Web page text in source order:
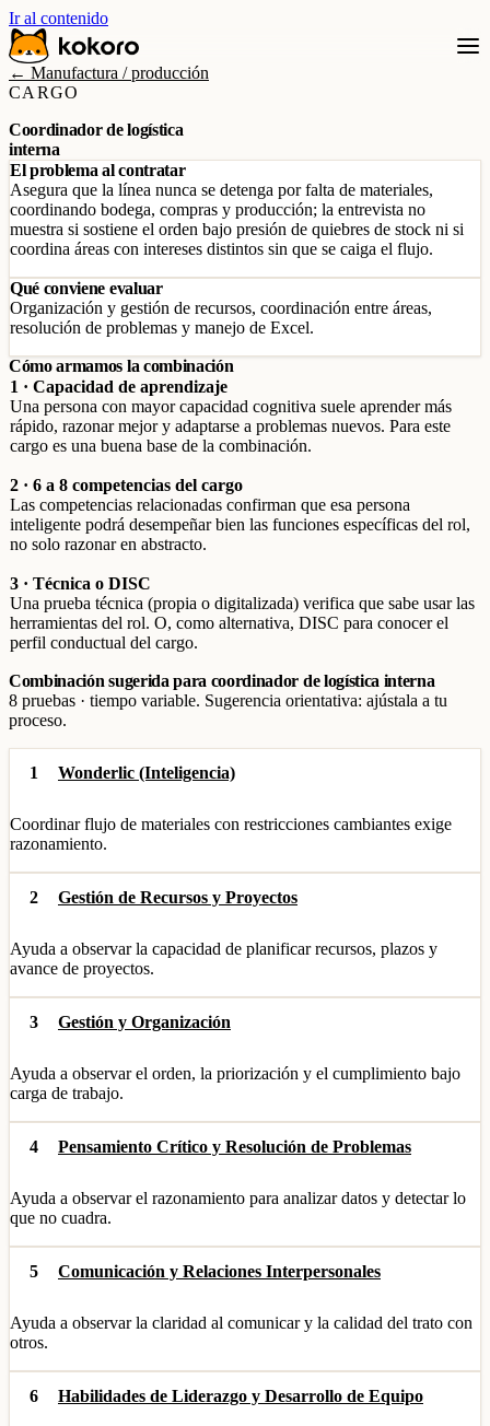
Ir al contenido
← Manufactura / producción
CARGO
Coordinador de logística
interna
El problema al contratar
Asegura que la línea nunca se detenga por falta de materiales,
coordinando bodega, compras y producción; la entrevista no
muestra si sostiene el orden bajo presión de quiebres de stock ni si
coordina áreas con intereses distintos sin que se caiga el flujo.
Qué conviene evaluar
Organización y gestión de recursos, coordinación entre áreas,
resolución de problemas y manejo de Excel.
Cómo armamos la combinación
1 · Capacidad de aprendizaje
Una persona con mayor capacidad cognitiva suele aprender más
rápido, razonar mejor y adaptarse a problemas nuevos. Para este
cargo es una buena base de la combinación.
2 · 6 a 8 competencias del cargo
Las competencias relacionadas confirman que esa persona
inteligente podrá desempeñar bien las funciones específicas del rol,
no solo razonar en abstracto.
3 · Técnica o DISC
Una prueba técnica (propia o digitalizada) verifica que sabe usar las
herramientas del rol. O, como alternativa, DISC para conocer el
perfil conductual del cargo.
Combinación sugerida para coordinador de logística interna
8 pruebas · tiempo variable. Sugerencia orientativa: ajústala a tu
proceso.
1 Wonderlic (Inteligencia)
Coordinar flujo de materiales con restricciones cambiantes exige
razonamiento.
2 Gestión de Recursos y Proyectos
Ayuda a observar la capacidad de planificar recursos, plazos y
avance de proyectos.
3 Gestión y Organización
Ayuda a observar el orden, la priorización y el cumplimiento bajo
carga de trabajo.
4 Pensamiento Crítico y Resolución de Problemas
Ayuda a observar el razonamiento para analizar datos y detectar lo
que no cuadra.
5 Comunicación y Relaciones Interpersonales
Ayuda a observar la claridad al comunicar y la calidad del trato con
otros.
6 Habilidades de Liderazgo y Desarrollo de Equipo